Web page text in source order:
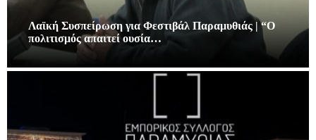
Λαϊκή Συσπείρωση για Φεστιβάλ Παραμυθιάς | “Ο
πολιτισμός απαιτεί ουσία…